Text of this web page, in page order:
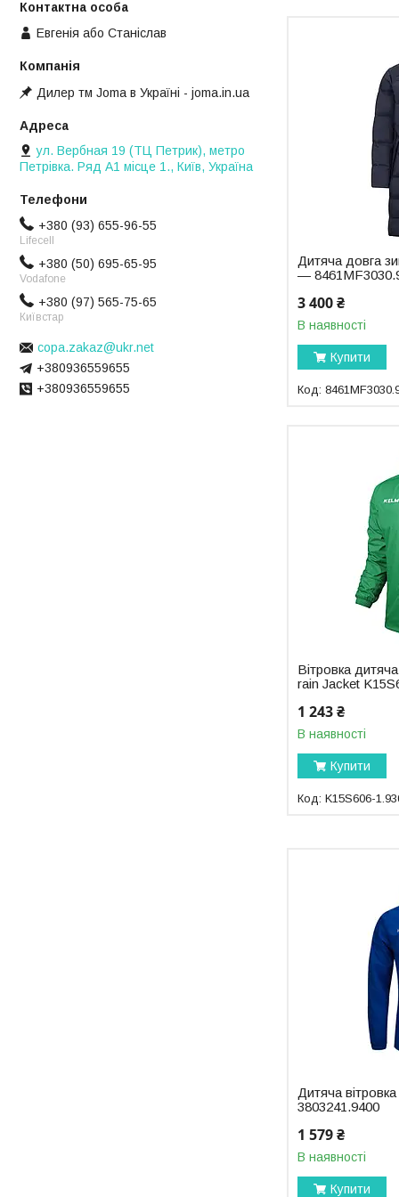
Дитяча довга
—
3 400 ₴
В наявності
Купити
Вітровка
rain Jacket
1 243 ₴
В наявності
Купити
K15S606-
Дитяча
3803241.9400
1 579 ₴
В наявності
Купити
Евгенія або Станіслав
Дилер тм Joma в Україні - joma.in.ua
ул. Вербная 19 (ТЦ Петрик), метро
Петрівка. Ряд А1 місце 1., Київ, Україна
+380 (93) 655-96-55
Lifecell
+380 (50) 695-65-95
Vodafone
+380 (97) 565-75-65
Київстар
copa.zakaz@ukr.net
+380936559655
+380936559655